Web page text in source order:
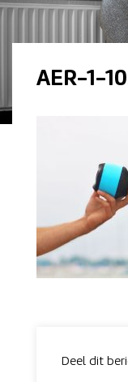
AER-1-
Deel dit